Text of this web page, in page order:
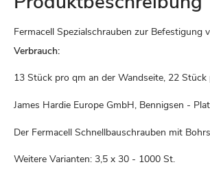
Fermacell Spezialschrauben zur
Verbrauch:
13 Stück pro qm an der Wandseite, 22
James Hardie Europe GmbH, Bennigsen -
Der Fermacell Schnellbauschrauben mit
Weitere Varianten: 3,5 x 30 - 1000 St.